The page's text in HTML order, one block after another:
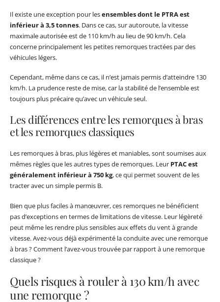
Il existe une exception pour lesensembles dont le PTRA est
inférieur à 3,5 tonnes. Dans ce cas, sur autoroute, la vitesse
maximale autorisée est de 110 km/h au lieu de 90 km/h. Cela
concerne principalement les petites remorques tractées par des
véhicules légers.
Cependant, même dans ce cas, il n’est jamais permis d’atteindre 130
km/h. La prudence reste de mise, car la stabilité de l’ensemble est
toujours plus précaire qu’avec un véhicule seul.
Les différences entre les remorques à bras
et les remorques classiques
Les remorques à bras, plus légères et maniables, sont soumises aux
mêmes règles que les autres types de remorques. Leur PTAC est
généralement inférieur à 750 kg, ce qui permet souvent de les
tracter avec un simple permis B.
Bien que plus faciles à manœuvrer, ces remorques ne bénéficient
pas d’exceptions en termes de limitations de vitesse. Leur légèreté
peut même les rendre plus sensibles aux effets du vent à grande
vitesse. Avez-vous déjà expérimenté la conduite avec une remorque
à bras ? Comment l’avez-vous trouvée par rapport à une remorque
classique ?
Quels risques à rouler à 130 km/h avec
une remorque ?